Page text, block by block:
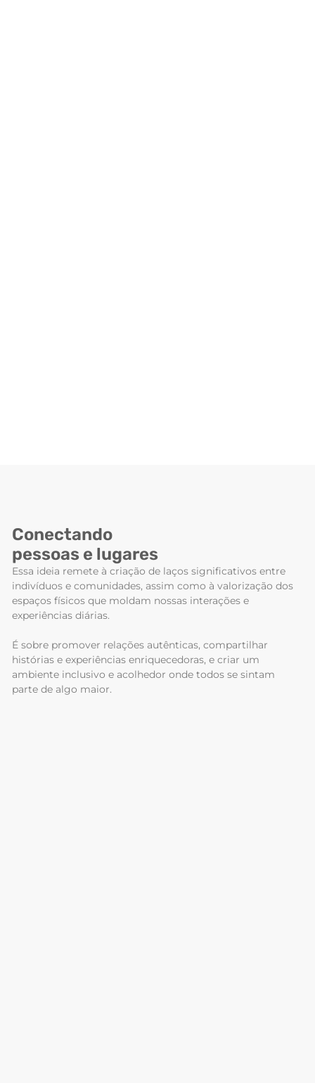
Conectando
pessoas e lugares
Essa ideia remete à criação de laços significativos entre
indivíduos e comunidades, assim como à valorização dos
espaços físicos que moldam nossas interações e
experiências diárias.
É sobre promover relações autênticas, compartilhar
histórias e experiências enriquecedoras, e criar um
ambiente inclusivo e acolhedor onde todos se sintam
parte de algo maior.